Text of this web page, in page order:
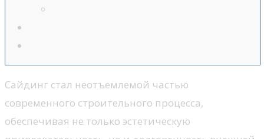
Сайдинг стал неотъемлемой частью
современного строительного процесса,
обеспечивая не только эстетическую